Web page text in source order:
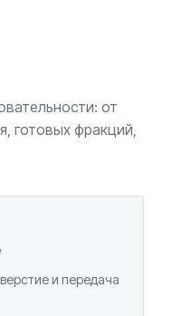
от
готовых фракций,
и передача